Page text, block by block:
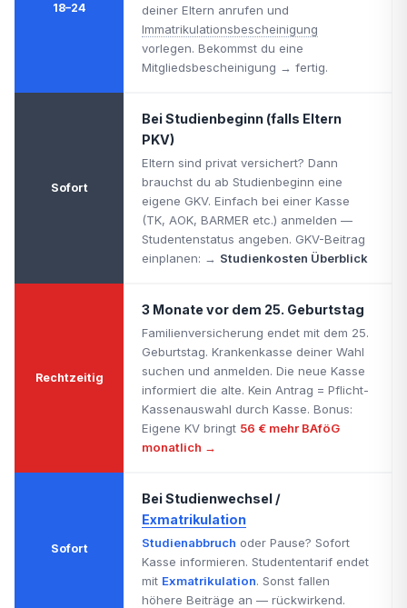
18–24
deiner Eltern anrufen und
Immatrikulationsbescheinigung
vorlegen. Bekommst du eine
Mitgliedsbescheinigung → fertig.
Sofort
Bei Studienbeginn (falls Eltern
PKV)
Eltern sind privat versichert? Dann
brauchst du ab Studienbeginn eine
eigene GKV. Einfach bei einer Kasse
(TK, AOK, BARMER etc.) anmelden —
Studentenstatus angeben. GKV-Beitrag
einplanen: → Studienkosten Überblick
Rechtzeitig
3 Monate vor dem 25. Geburtstag
Familienversicherung endet mit dem 25.
Geburtstag. Krankenkasse deiner Wahl
suchen und anmelden. Die neue Kasse
informiert die alte. Kein Antrag = Pflicht-
Kassenauswahl durch Kasse. Bonus:
Eigene KV bringt 56 € mehr BAföG
monatlich →
Sofort
Bei Studienwechsel /
Exmatrikulation
Studienabbruch oder Pause? Sofort
Kasse informieren. Studententarif endet
mit Exmatrikulation. Sonst fallen
höhere Beiträge an — rückwirkend.